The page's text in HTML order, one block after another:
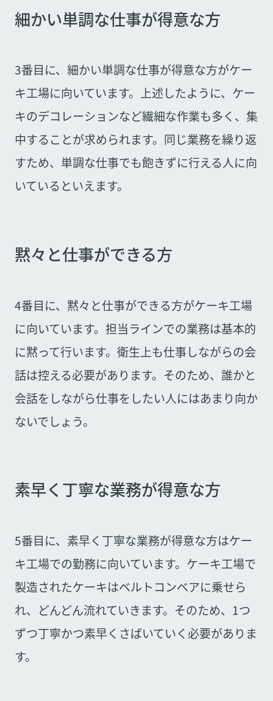
細かい単調な仕事が得意な方
3番目に、細かい単調な仕事が得意な方がケー
キ工場に向いています。上述したように、ケー
キのデコレーションなど繊細な作業も多く、集
中することが求められます。同じ業務を繰り返
すため、単調な仕事でも飽きずに行える人に向
いているといえます。
黙々と仕事ができる方
4番目に、黙々と仕事ができる方がケーキ工場
に向いています。担当ラインでの業務は基本的
に黙って行います。衛生上も仕事しながらの会
話は控える必要があります。そのため、誰かと
会話をしながら仕事をしたい人にはあまり向か
ないでしょう。
素早く丁寧な業務が得意な方
5番目に、素早く丁寧な業務が得意な方はケー
キ工場での勤務に向いています。ケーキ工場で
製造されたケーキはベルトコンベアに乗せら
れ、どんどん流れていきます。そのため、1つ
ずつ丁寧かつ素早くさばいていく必要がありま
す。